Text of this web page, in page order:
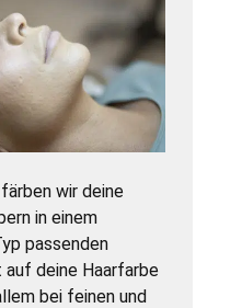
wir deine
in einem
passenden
deine Haarfarbe
bei feinen und